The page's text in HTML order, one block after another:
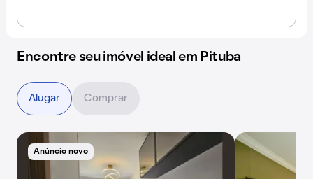
Encontre seu imóvel ideal em Pituba
Anúncio novo
Alugar Comprar